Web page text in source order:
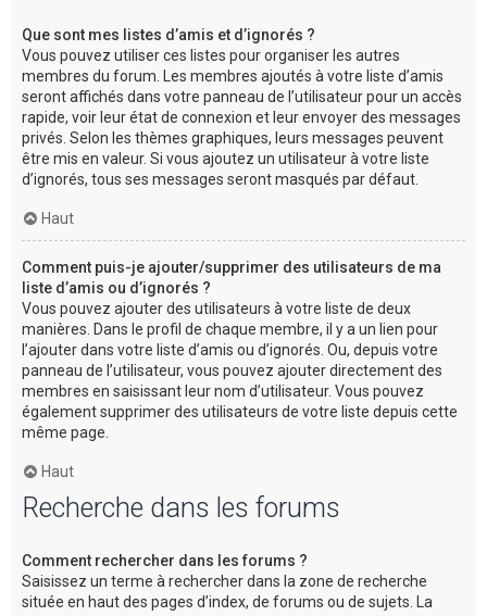
Que sont mes listes d’amis et d’ignorés ?
Vous pouvez utiliser ces listes pour organiser les autres
membres du forum. Les membres ajoutés à votre liste d’amis
seront affichés dans votre panneau de l’utilisateur pour un accès
rapide, voir leur état de connexion et leur envoyer des messages
privés. Selon les thèmes graphiques, leurs messages peuvent
être mis en valeur. Si vous ajoutez un utilisateur à votre liste
d’ignorés, tous ses messages seront masqués par défaut.
Haut
Comment puis-je ajouter/supprimer des utilisateurs de ma
liste d’amis ou d’ignorés ?
Vous pouvez ajouter des utilisateurs à votre liste de deux
manières. Dans le profil de chaque membre, il y a un lien pour
l’ajouter dans votre liste d’amis ou d’ignorés. Ou, depuis votre
panneau de l’utilisateur, vous pouvez ajouter directement des
membres en saisissant leur nom d’utilisateur. Vous pouvez
également supprimer des utilisateurs de votre liste depuis cette
même page.
Haut
Recherche dans les forums
Comment rechercher dans les forums ?
Saisissez un terme à rechercher dans la zone de recherche
située en haut des pages d’index, de forums ou de sujets. La